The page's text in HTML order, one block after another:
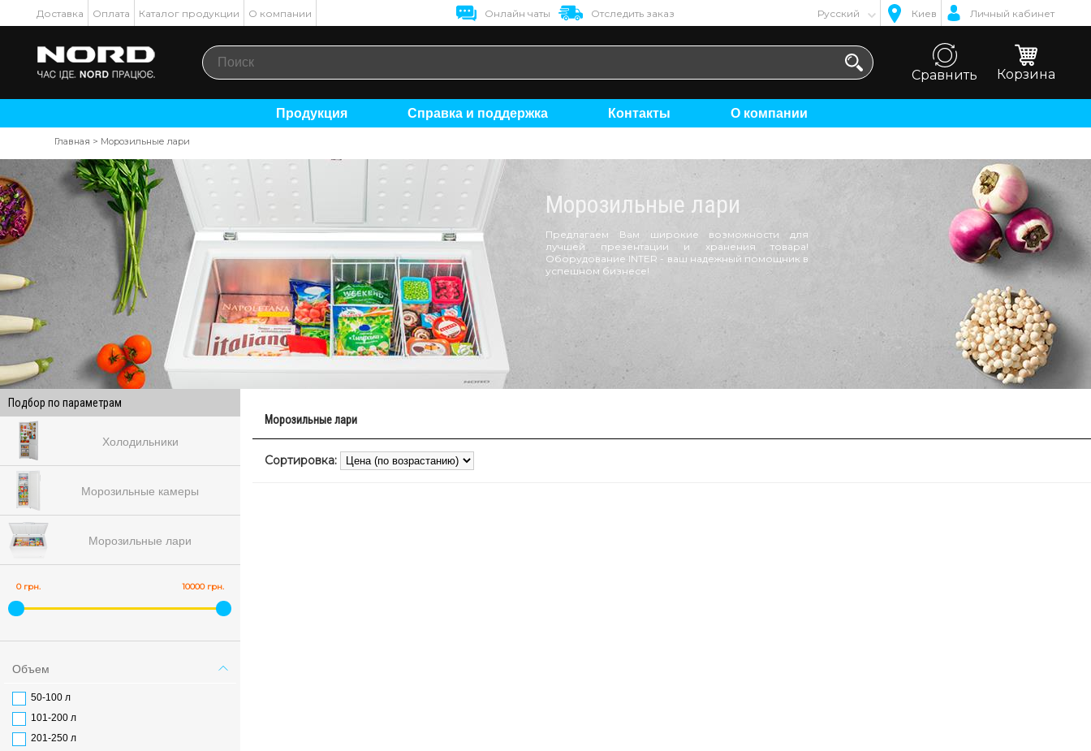
Доставка Оплата Каталог продукции О компании Онлайн чаты Отследить заказ Русский Киев Личный кабинет
Сравнить Корзина
Продукция Справка и поддержка Контакты О компании
Главная > Морозильные лари
Морозильные лари
Предлагаем Вам широкие возможности для
лучшей презентации и хранения товара!
Оборудование INTER - ваш надежный помощник в
успешном бизнесе!
Подбор по параметрам
Холодильники
Морозильные камеры
Морозильные лари
0 грн. 10000 грн.
Объем
50-100 л
101-200 л
201-250 л
Морозильные лари
Сортировка: